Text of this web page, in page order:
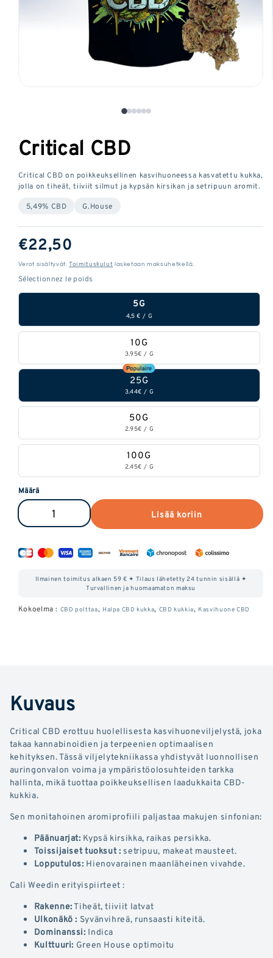
ikkunassa
Critical CBD
Critical CBD on poikkeuksellinen kasvihuoneessa kasvatettu kukka,
jolla on tiheät, tiiviit silmut ja kypsän kirsikan ja setripuun aromit.
5,49% CBD
G.House
Tavallinen
hinta
€22,50
Verot sisältyvät.Toimituskulut lasketaan maksuhetkellä.
5G
4,5 € / G
10G
3.95€ / G
25G
3.44€ / G
50G
2.95€ / G
100G
2.45€ / G
Määrä
Vähennä
CBDn
määrää
Lisää
CBD
määrää
Lisää koriin
Ilmainen toimitus alkaen 59 € ✦ Tilaus lähetetty 24 tunnin sisällä ✦
Turvallinen ja huomaamaton maksu
Kokoelma : CBD polttaa, Halpa CBD kukka, CBD kukkia, Kasvihuone CBD
Kuvaus
Critical CBD erottuu huolellisesta kasvihuoneviljelystä, joka
takaa kannabinoidien ja terpeenien optimaalisen
kehityksen. Tässä viljelytekniikassa yhdistyvät luonnollisen
auringonvalon voima ja ympäristöolosuhteiden tarkka
hallinta, mikä tuottaa poikkeuksellisen laadukkaita CBD-
kukkia.
Sen monitahoinen aromiprofiili paljastaa makujen sinfonian:
Päänuarjat: Kypsä kirsikka, raikas persikka.
Toissijaiset tuoksut :setripuu, makeat mausteet.
Lopputulos: Hienovarainen maanläheinen vivahde.
Cali Weedin erityispiirteet :
Rakenne:Tiheät, tiiviit latvat
Ulkonäkö : Syvänvihreä, runsaasti kiteitä.
Dominanssi: Indica
Kulttuuri: Green House optimoitu